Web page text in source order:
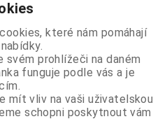
s lebkami
Cena:180 Kč
Koupit
které nám pomáhají
svém prohlížeči na daném
funguje podle vás a je
mít vliv na vaši uživatelskou
schopni poskytnout vám